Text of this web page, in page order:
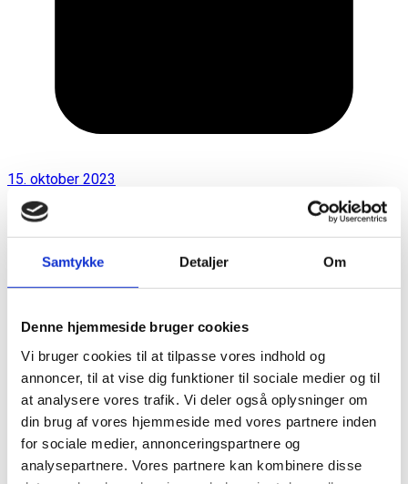
Samtykke Detaljer Om
Denne hjemmeside bruger cookies
Vi bruger cookies til at tilpasse vores indhold og
annoncer, til at vise dig funktioner til sociale medier og til
at analysere vores trafik. Vi deler også oplysninger om
din brug af vores hjemmeside med vores partnere inden
for sociale medier, annonceringspartnere og
analysepartnere. Vores partnere kan kombinere disse
15. oktober 2023